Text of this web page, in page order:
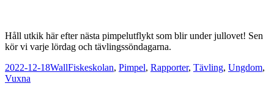
Håll utkik här efter nästa pimpelutflykt som blir under jullovet! Sen
kör vi varje lördag och tävlingssöndagarna.
Postat
2022-12-18Författare
WallKategorier
Fiskeskolan, Pimpel, Rapporter, Tävling, Ungdom,
Vuxna